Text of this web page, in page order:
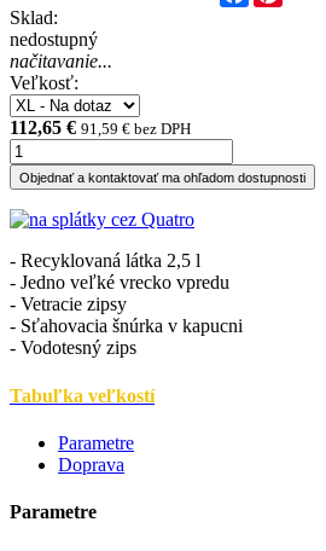
Sklad:
nedostupný
načitavanie...
Veľkosť:
112,65 € 91,59 € bez DPH
Objednať a kontaktovať ma ohľadom dostupnosti
- Recyklovaná látka 2,5 l
- Jedno veľké vrecko vpredu
- Vetracie zipsy
- Sťahovacia šnúrka v kapucni
- Vodotesný zips
Tabuľka veľkostí
Parametre
Doprava
Parametre